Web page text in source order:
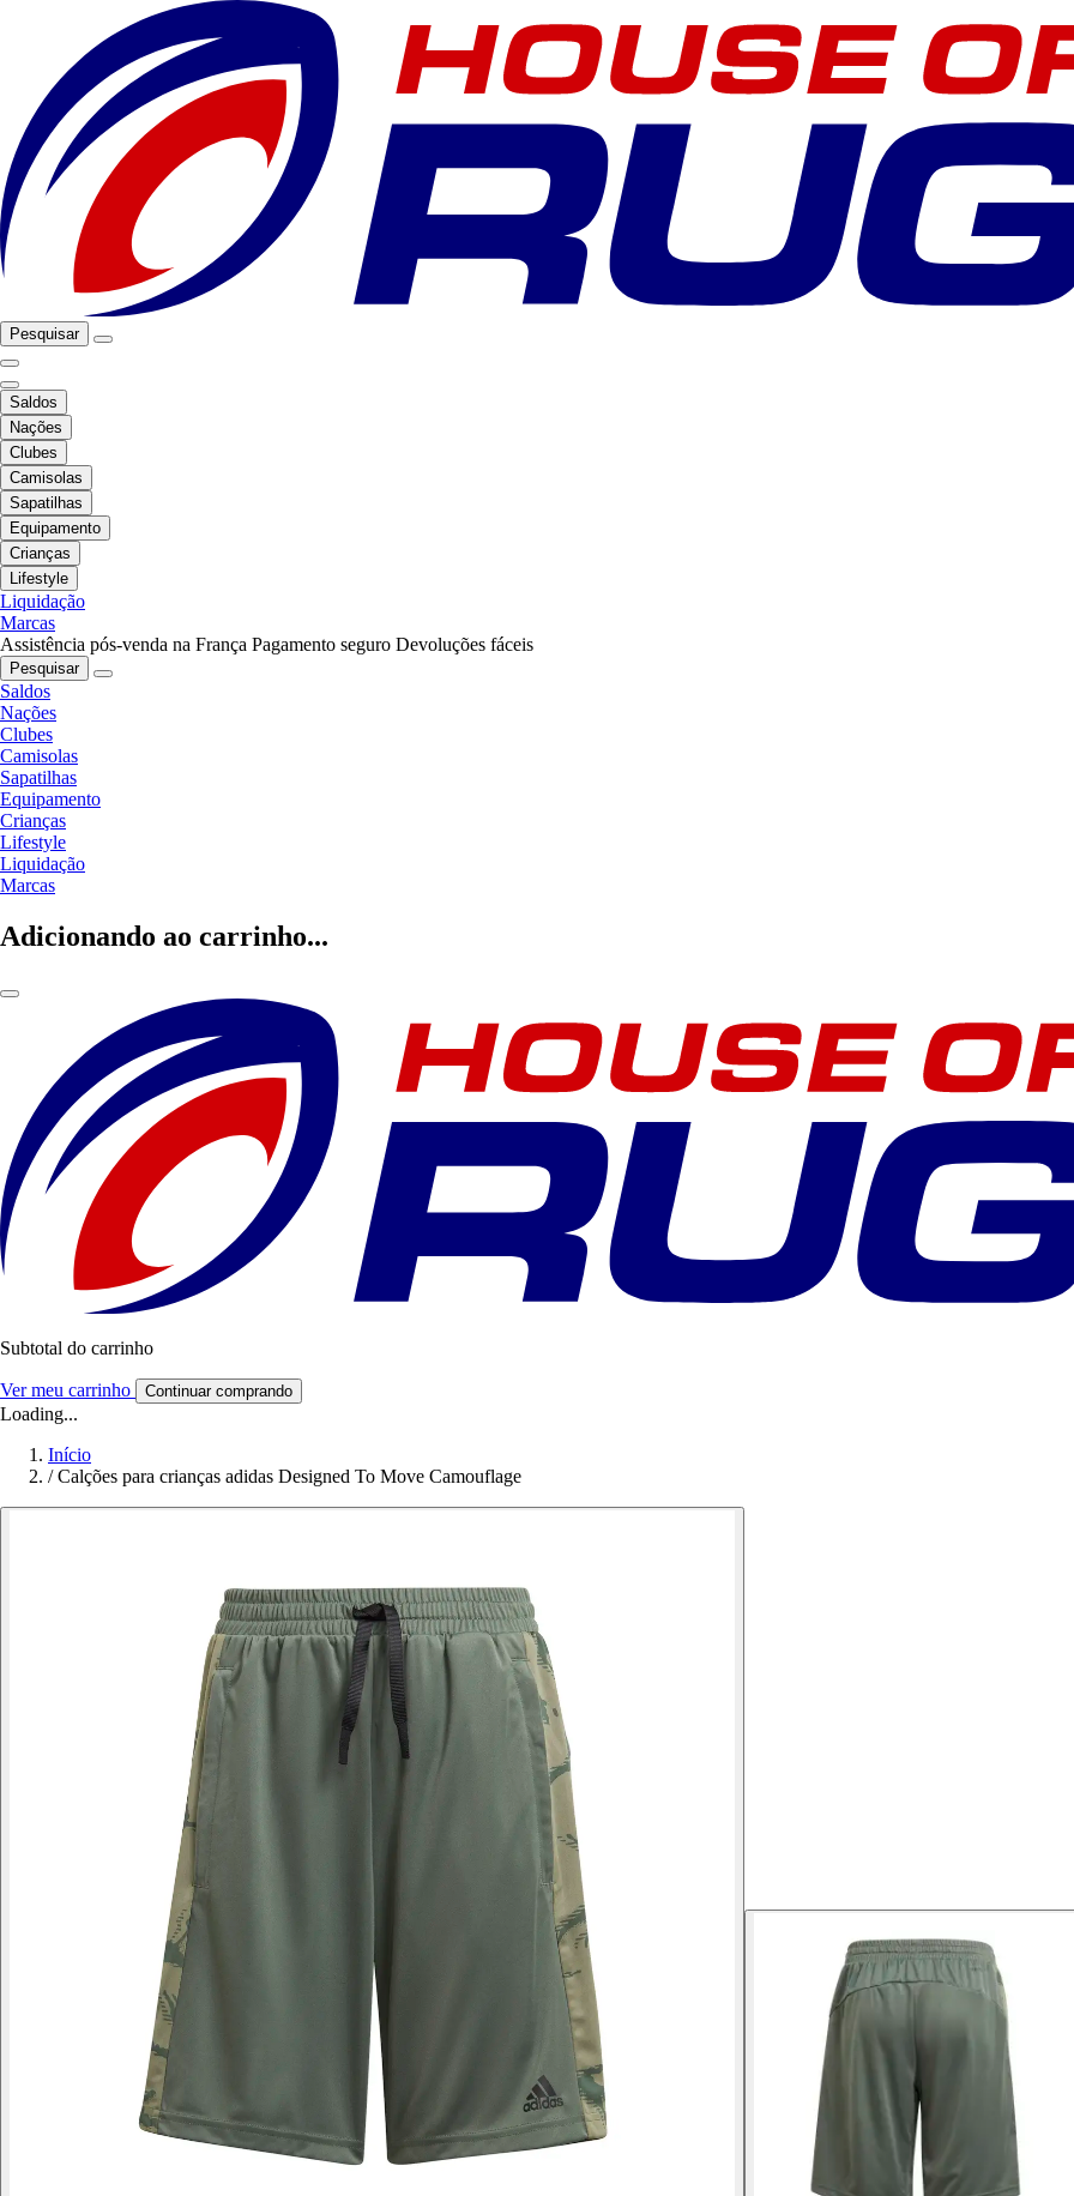
Pesquisar
Saldos
Nações
Clubes
Camisolas
Sapatilhas
Equipamento
Crianças
Lifestyle
Liquidação
Marcas
Assistência pós-venda na França Pagamento seguro Devoluções fáceis
Pesquisar
Saldos
Nações
Clubes
Camisolas
Sapatilhas
Equipamento
Crianças
Lifestyle
Liquidação
Marcas
Adicionando ao carrinho...
Subtotal do carrinho
Ver meu carrinho Continuar comprando
Loading...
Início
/ Calções para crianças adidas Designed To Move Camouflage